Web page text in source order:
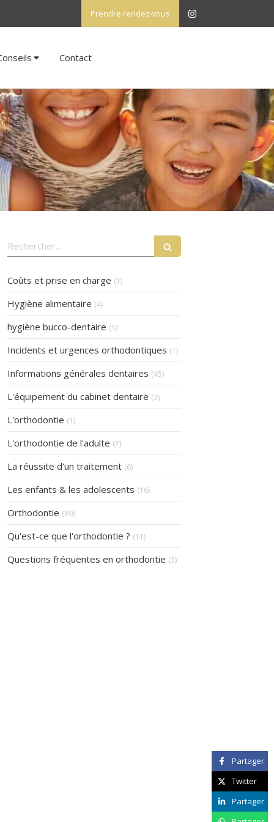
Prendre rendez-vous
Contact
Partager
Twitter
Partager
Rechercher
Coûts et prise en charge (1)Articles Count
Hygiène alimentaire (4)Articles Count
hygiène bucco-dentaire (5)Articles Count
Incidents et urgences orthodontiques (1)Articles Count
Informations générales dentaires (45)Articles Count
L'équipement du cabinet dentaire (3)Articles Count
L'orthodontie (1)Articles Count
L'orthodontie de l'adulte (7)Articles Count
La réussite d'un traitement (6)Articles Count
Les enfants & les adolescents (16)Articles Count
Orthodontie (89)Articles Count
Qu'est-ce que l'orthodontie ? (11)Articles Count
Questions fréquentes en orthodontie (3)Articles Count